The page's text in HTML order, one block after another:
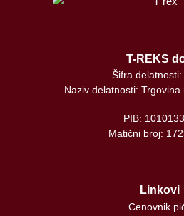
T-REKS
Šifra
Naziv delatnosti: Trgovina
PIB:
Matični broj:
Linkovi
Cenovnik